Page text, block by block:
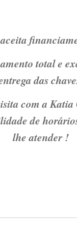
total e
das
com a Katia
de
lhe atender !